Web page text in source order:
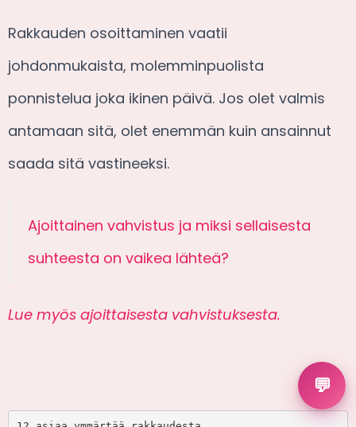
Rakkauden osoittaminen vaatii
johdonmukaista, molemminpuolista
ponnistelua joka ikinen päivä. Jos olet valmis
antamaan sitä, olet enemmän kuin ansainnut
saada sitä vastineeksi.
Ajoittainen vahvistus ja miksi sellaisesta
suhteesta on vaikea lähteä?
Lue myös ajoittaisesta vahvistuksesta.
💬